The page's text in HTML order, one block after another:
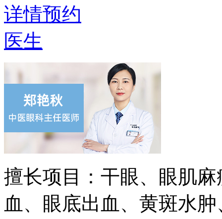
详情预约
医生
擅长项目： 干眼、眼肌
血、眼底出血、黄斑水